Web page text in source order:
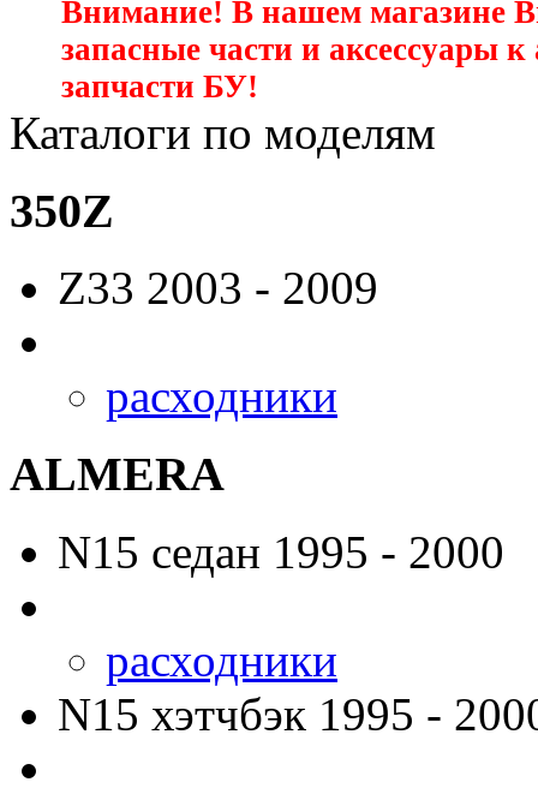
Внимание! В нашем магазине
запасные части и аксессуары
запчасти БУ!
Каталоги по моделям
350Z
Z33 2003 - 2009
расходники
ALMERA
N15 седан 1995 - 2000
расходники
N15 хэтчбэк 1995 -